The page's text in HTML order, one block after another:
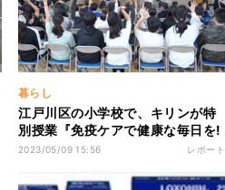
暮らし
江戸川区の小学校で、キリンが特
別授業『免疫ケアで健康な毎日を!
』開催 ― 子どもたちの反応は
2023/05/09 15:56 レポート